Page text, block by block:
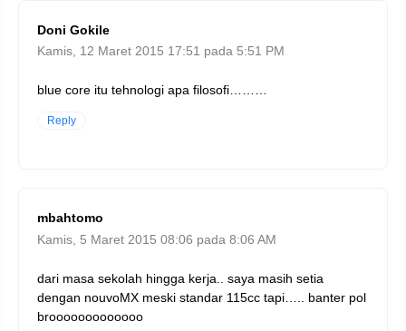
Doni Gokile
Kamis, 12 Maret 2015 17:51 pada 5:51 PM
blue core itu tehnologi apa filosofi………
Reply
mbahtomo
Kamis, 5 Maret 2015 08:06 pada 8:06 AM
dari masa sekolah hingga kerja.. saya masih setia
dengan nouvoMX meski standar 115cc tapi….. banter pol
brooooooooooooo